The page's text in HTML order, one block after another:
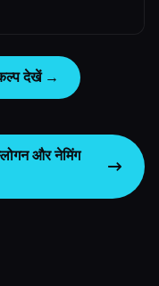
देखें →
और नेमिंग